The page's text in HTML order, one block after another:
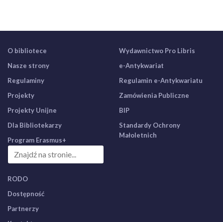
O bibliotece
Nasze strony
Regulaminy
Projekty
Projekty Unijne
Dla Bibliotekarzy
Program Erasmus+
Wydawnictwo Pro Libris
e-Antykwariat
Regulamin e-Antykwariatu
Zamówienia Publiczne
BIP
Standardy Ochrony
Małoletnich
RODO
Dostępność
Partnerzy